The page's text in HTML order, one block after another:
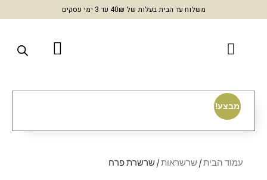
משלוח עד הבית בעלות של 40₪ עד 3 ימי עסקים
עמוד הבית/שרשראות/ שרשרת פרח
מבצע!